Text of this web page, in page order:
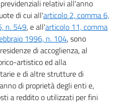
relativi all'anno
di cui all'articolo 2, comma 6,
n. 549, e all'articolo 11, comma
1996, n. 104, sono
di accoglienza, al
artistico ed alla
e di altre strutture di
di proprietà degli enti e,
a reddito o utilizzati per fini